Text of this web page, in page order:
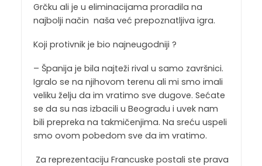
Grčku ali je u eliminacijama proradila na
najbolji način naša već prepoznatljiva igra.
Koji protivnik je bio najneugodniji ?
– Španija je bila najteži rival u samo završnici.
Igralo se na njihovom terenu ali mi smo imali
veliku želju da im vratimo sve dugove. Sećate
se da su nas izbacili u Beogradu i uvek nam
bili prepreka na takmičenjima. Na sreću uspeli
smo ovom pobedom sve da im vratimo.
Za reprezentaciju Francuske postali ste prava